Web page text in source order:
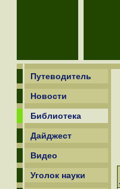
Путеводитель
Новости
Библиотека
Дайджест
Видео
Уголок науки